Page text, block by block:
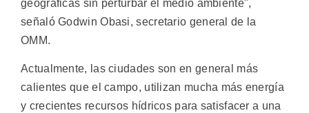
geográficas sin perturbar el medio ambiente",
señaló Godwin Obasi, secretario general de la
OMM.
Actualmente, las ciudades son en general más
calientes que el campo, utilizan mucha más energía
y crecientes recursos hídricos para satisfacer a una